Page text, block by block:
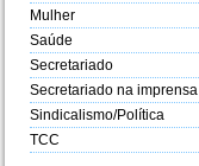
Mulher
Saúde
Secretariado
Secretariado na imprensa
Sindicalismo/Política
TCC